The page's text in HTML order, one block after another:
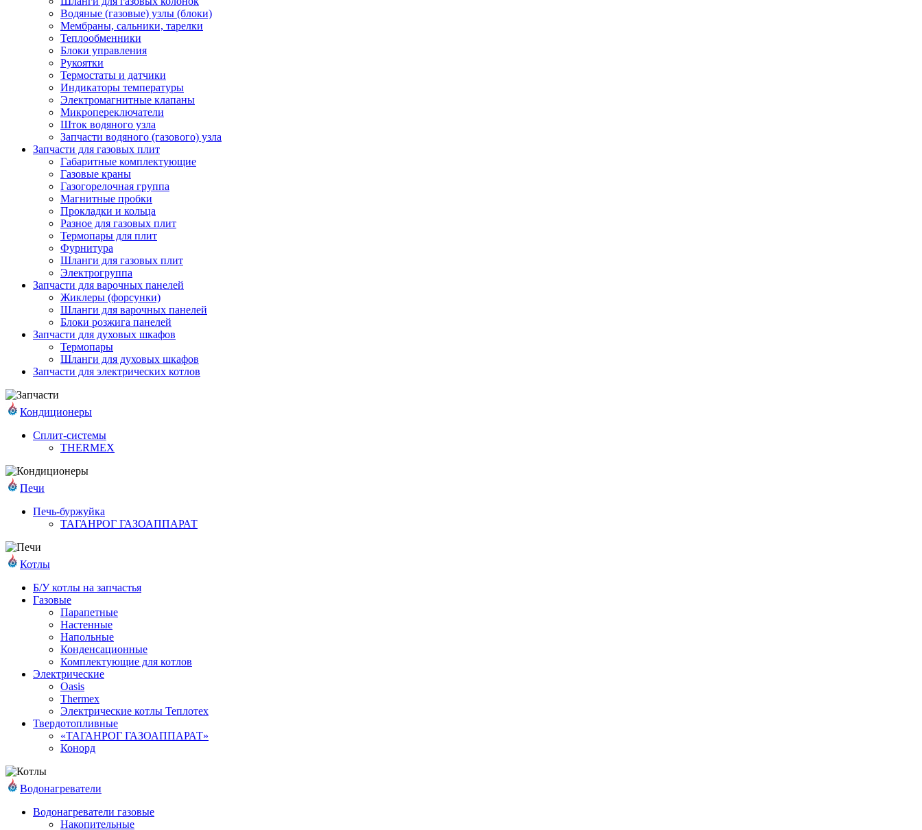
Водяные (газовые) узлы (блоки)
Мембраны, сальники, тарелки
Теплообменники
Блоки управления
Рукоятки
Термостаты и датчики
Индикаторы температуры
Электромагнитные клапаны
Микропереключатели
Шток водяного узла
Запчасти водяного (газового) узла
Запчасти для газовых плит
Габаритные комплектующие
Газовые краны
Газогорелочная группа
Магнитные пробки
Прокладки и кольца
Разное для газовых плит
Термопары для плит
Фурнитура
Шланги для газовых плит
Электрогруппа
Запчасти для варочных панелей
Жиклеры (форсунки)
Шланги для варочных панелей
Блоки розжига панелей
Запчасти для духовых шкафов
Термопары
Шланги для духовых шкафов
Запчасти для электрических котлов
Кондиционеры
Сплит-системы
THERMEX
Печи
Печь-буржуйка
ТАГАНРОГ ГАЗОАППАРАТ
Котлы
Б/У котлы на запчастья
Газовые
Парапетные
Настенные
Напольные
Конденсационные
Комплектующие для котлов
Электрические
Oasis
Thermex
Электрические котлы Теплотех
Твердотопливные
«ТАГАНРОГ ГАЗОАППАРАТ»
Конорд
Водонагреватели
Водонагреватели газовые
Накопительные